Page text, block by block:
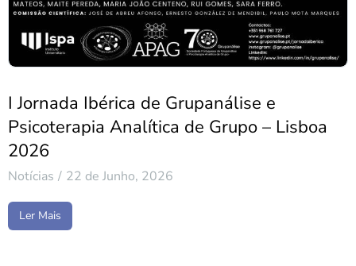
I Jornada Ibérica de Grupanálise e
Psicoterapia Analítica de Grupo – Lisboa
2026
Notícias 22 de Junho, 2026
Ler Mais